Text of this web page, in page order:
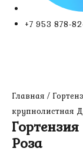
+7 953 878-
Главная /
крупнолистная
Роза